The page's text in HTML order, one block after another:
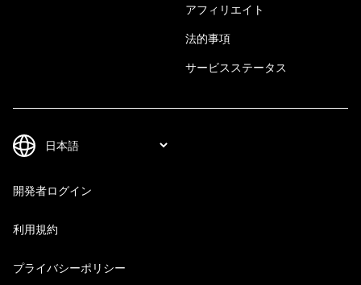
アフィリエイト
法的事項
サービスステータス
開発者ログイン
利用規約
プライバシーポリシー